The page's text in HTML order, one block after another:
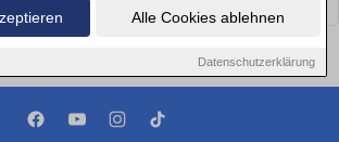
Alle Cookies ablehnen
Datenschutzerklärung